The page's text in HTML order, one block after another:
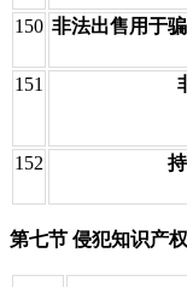
150 非法出售用于
151
152
第七节 侵犯知识产